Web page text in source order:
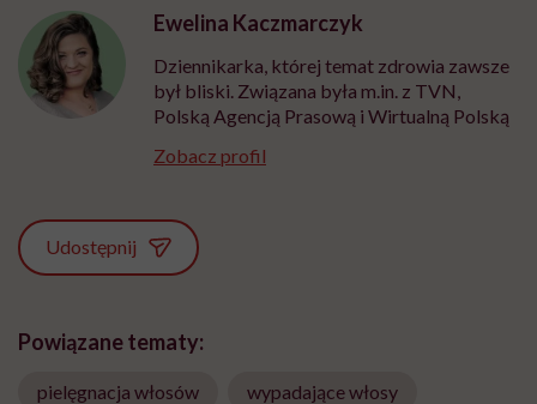
Ewelina Kaczmarczyk
Dziennikarka, której temat zdrowia zawsze
był bliski. Związana była m.in. z TVN,
Polską Agencją Prasową i Wirtualną Polską
Zobacz profil
Udostępnij
Powiązane tematy:
pielęgnacja włosów wypadające włosy